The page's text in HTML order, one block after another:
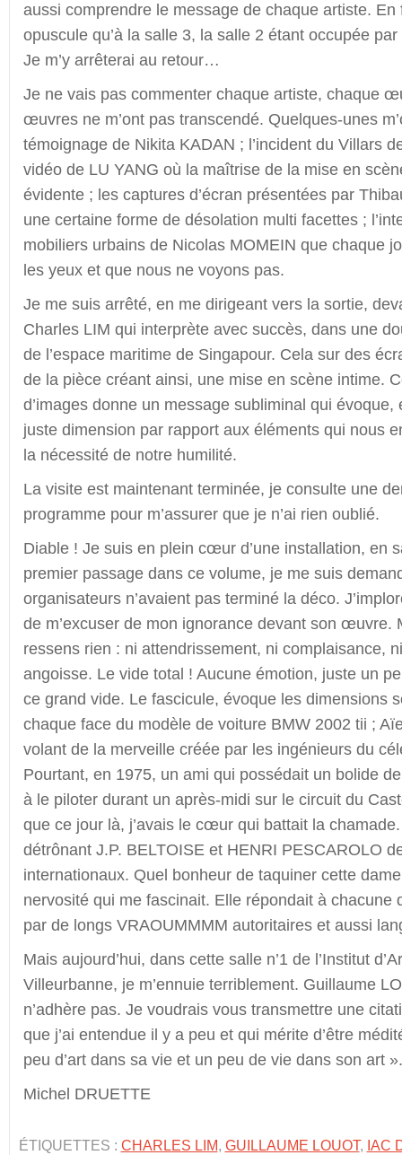
aussi comprendre le message de chaque artiste. En
opuscule qu’à la salle 3, la salle 2 étant occupée
Je m’y arrêterai au retour…
Je ne vais pas commenter chaque artiste, chaque
œuvres ne m’ont pas transcendé. Quelques-unes
témoignage de Nikita KADAN ; l’incident du Villars
vidéo de LU YANG où la maîtrise de la mise en
évidente ; les captures d’écran présentées par
une certaine forme de désolation multi facettes ;
mobiliers urbains de Nicolas MOMEIN que chaque
les yeux et que nous ne voyons pas.
Je me suis arrêté, en me dirigeant vers la sortie,
Charles LIM qui interprète avec succès, dans une
de l’espace maritime de Singapour. Cela sur des
de la pièce créant ainsi, une mise en scène intime.
d’images donne un message subliminal qui évoque,
juste dimension par rapport aux éléments qui nous
la nécessité de notre humilité.
La visite est maintenant terminée, je consulte une
programme pour m’assurer que je n’ai rien oublié.
Diable ! Je suis en plein cœur d’une installation, en
premier passage dans ce volume, je me suis
organisateurs n’avaient pas terminé la déco.
de m’excuser de mon ignorance devant son œuvre.
ressens rien : ni attendrissement, ni complaisance,
angoisse. Le vide total ! Aucune émotion, juste un
ce grand vide. Le fascicule, évoque les dimensions
chaque face du modèle de voiture BMW 2002 tii ;
volant de la merveille créée par les ingénieurs du
Pourtant, en 1975, un ami qui possédait un bolide
à le piloter durant un après-midi sur le circuit du
que ce jour là, j’avais le cœur qui battait la
détrônant J.P. BELTOISE et HENRI PESCAROLO
internationaux. Quel bonheur de taquiner cette
nervosité qui me fascinait. Elle répondait à chacune
par de longs VRAOUMMMM autoritaires et aussi
Mais aujourd’hui, dans cette salle n’1 de l’Institut
Villeurbanne, je m’ennuie terriblement. Guillaume
n’adhère pas. Je voudrais vous transmettre une
que j’ai entendue il y a peu et qui mérite d’être
peu d’art dans sa vie et un peu de vie dans son art ».
Michel DRUETTE
ÉTIQUETTES : CHARLES LIM, GUILLAUME LOUOT, IAC